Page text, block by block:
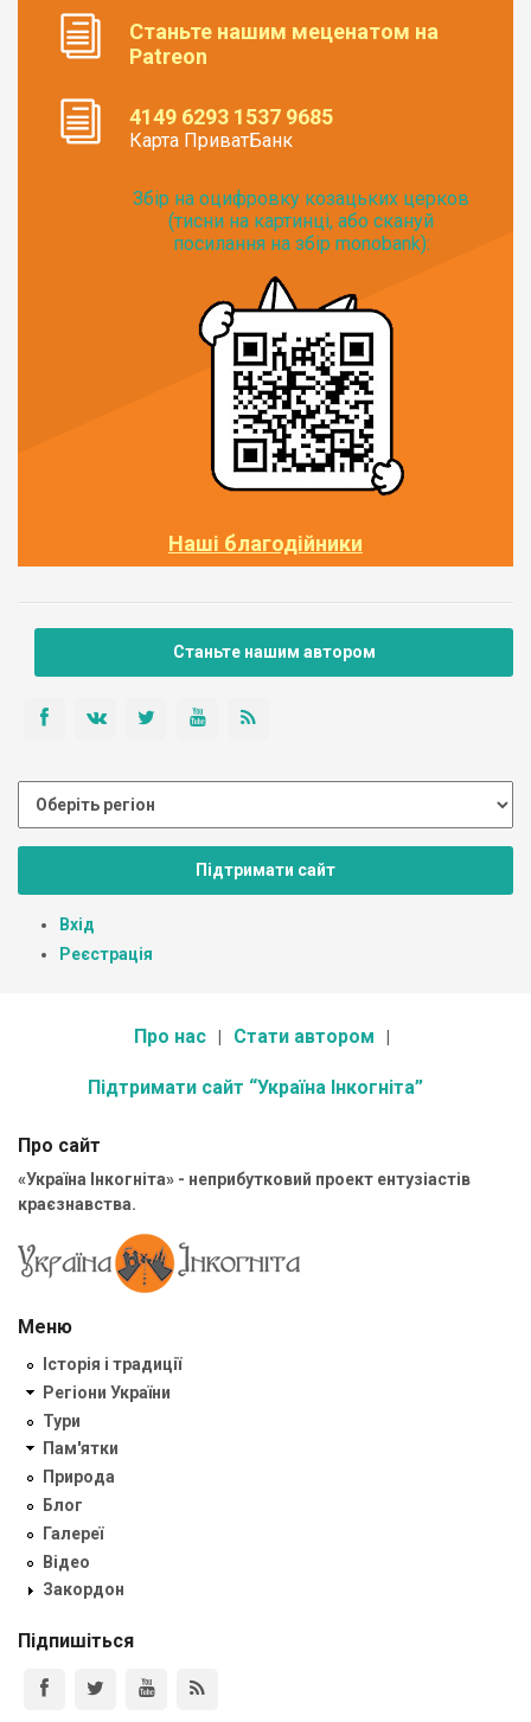
Станьте нашим меценатом на
Patreon
4149 6293 1537 9685
Карта ПриватБанк
Збір на оцифровку козацьких церков
(тисни на картинці, або скануй
посилання на збір monobank):
Наші благодійники
Станьте нашим автором
Підтримати сайт
Вхід
Реєстрація
Про нас Стати автором
Підтримати сайт “Україна Інкогніта”
Про сайт
«Україна Інкогніта» - неприбутковий проект ентузіастів
краєзнавства.
Меню
Історія і традиції
Регіони України
Тури
Пам'ятки
Природа
Блог
Галереї
Відео
Закордон
Підпишіться